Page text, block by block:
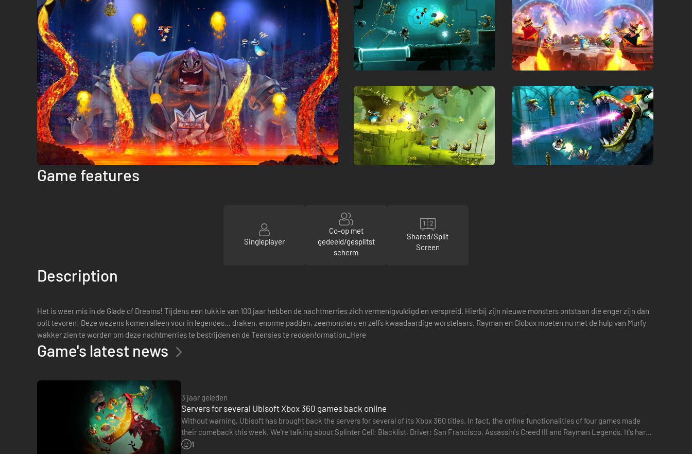
Game features
Singleplayer
Co-op met
gedeeld/gesplitst
scherm
Shared/Split
Screen
Description
Het is weer mis in de Glade of Dreams! Tijdens een tukkie van 100 jaar hebben de nachtmerries zich vermenigvuldigd en verspreid. Hierbij zijn nieuwe monsters ontstaan die enger zijn dan
ooit tevoren! Deze wezens komen alleen voor in legendes... draken, enorme padden, zeemonsters en zelfs kwaadaardige worstelaars. Rayman en Globox moeten nu met de hulp van Murfy
wakker zien te worden om deze nachtmerries te bestrijden en de Teensies te redden!ormation_Here
Game's latest news
3 jaar geleden
Servers for several Ubisoft Xbox 360 games back online
Without warning, Ubisoft has brought back the servers for several of its Xbox 360 titles. In fact, the online functionalities of four games made
their comeback this week. We're talking about Splinter Cell: Blacklist, Driver: San Francisco, Assassin's Creed III and Rayman Legends. It's hard
to say what…
1